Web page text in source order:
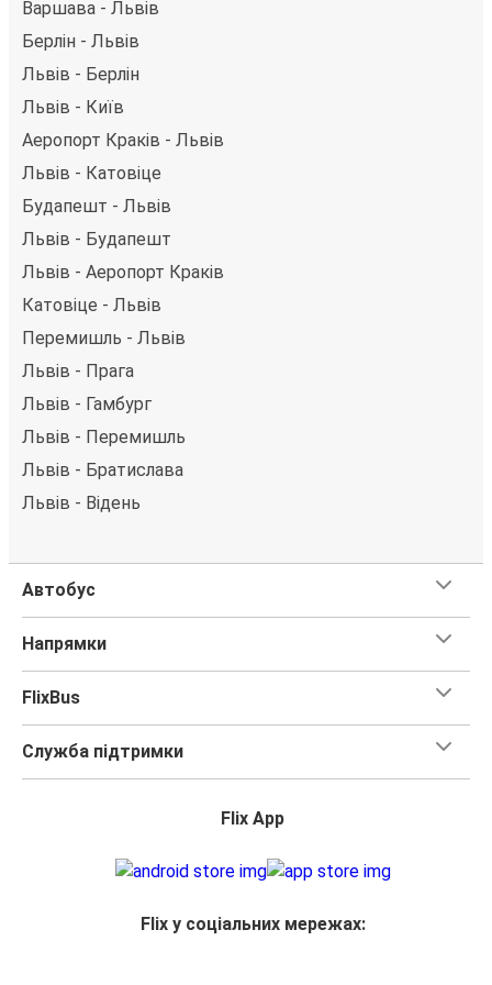
Варшава - Львів
Берлін - Львів
Львів - Берлін
Львів - Київ
Аеропорт Краків - Львів
Львів - Катовіце
Будапешт - Львів
Львів - Будапешт
Львів - Аеропорт Краків
Катовіце - Львів
Перемишль - Львів
Львів - Прага
Львів - Гамбург
Львів - Перемишль
Львів - Братислава
Львів - Відень
Автобус
Напрямки
FlixBus
Служба підтримки
Flix App
Flix у соціальних мережах: